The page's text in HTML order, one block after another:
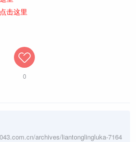
点击这里
0
archives/liantonglingluka-7164